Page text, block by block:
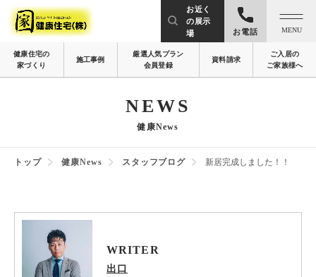
お近く
の展示
場
お電話 MENU
健康住宅の
家づくり
施工事例
厳選人気プラン
会員登録
資料請求
ご入居の
ご家族様へ
NEWS
健康News
トップ 健康News スタッフブログ 新居完成しました！！
WRITER
出口